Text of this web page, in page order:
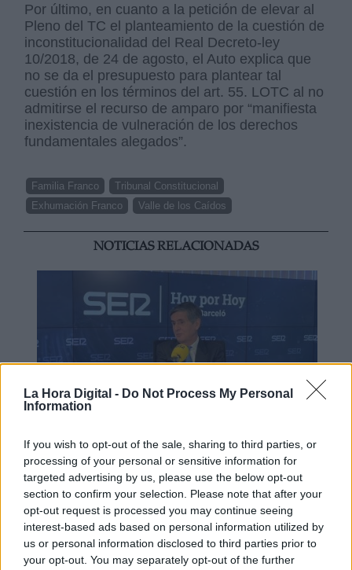
La Hora Digital - Do Not Process My Personal
Information
If you wish to opt-out of the sale, sharing to third parties, or
processing of your personal or sensitive information for
targeted advertising by us, please use the below opt-out
section to confirm your selection. Please note that after your
opt-out request is processed you may continue seeing
interest-based ads based on personal information utilized by
us or personal information disclosed to third parties prior to
your opt-out. You may separately opt-out of the further
Por último, en cuanto a la petición de elevar al
Pleno del TC el planteamiento de la cuestión de
inconstitucionalidad del Real Decreto-ley
10/2018, de 24 de agosto, el Auto explica que
no se da el presupuesto para plantear tal
cuestión en los términos del art. 55. LOTC al no
admitirse el recurso de amparo por “manifiesta
inexistencia de vulneración de los derechos
fundamentales alegados”.
Familia Franco
Tribunal Constitucional
Exhumación Franco
Valle de los Caídos
NOTICIAS RELACIONADAS
El presidente del TC abre la puerta a
una posible reforma de la
Constitución